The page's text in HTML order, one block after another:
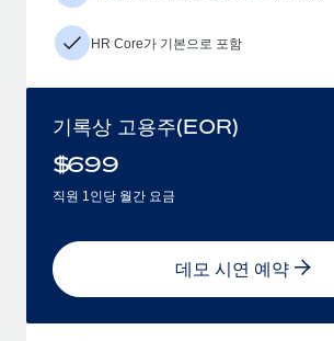
HR Core가 기본으로 포함
기록상 고용주(EOR)
$699
직원 1인당 월간 요금
데모 시연 예약